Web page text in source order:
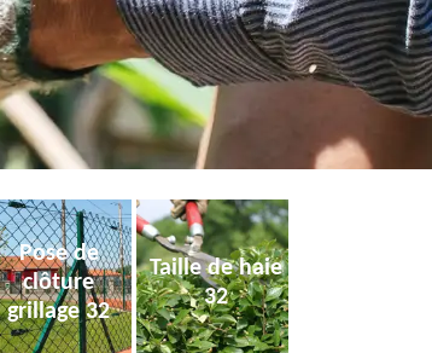
Pose de
clôture
grillage 32
Taille de haie
32